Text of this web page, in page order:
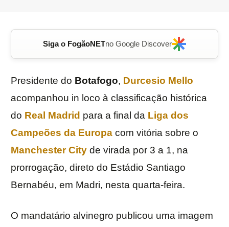
Siga o FogãoNETno Google Discover
Presidente do Botafogo, Durcesio Mello
acompanhou in loco à classificação histórica
do Real Madrid para a final da Liga dos
Campeões da Europa com vitória sobre o
Manchester City de virada por 3 a 1, na
prorrogação, direto do Estádio Santiago
Bernabéu, em Madri, nesta quarta-feira.
O mandatário alvinegro publicou uma imagem